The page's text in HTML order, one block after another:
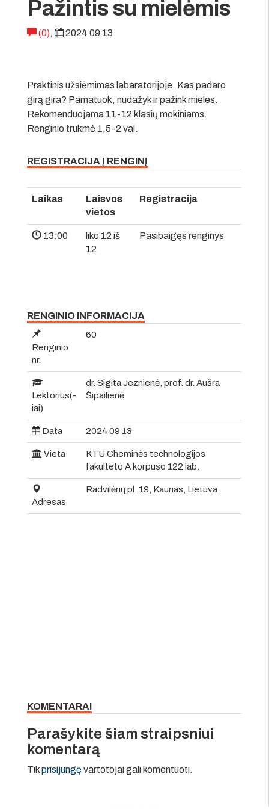
Pažintis su mielėmis
(0), 2024 09 13
Praktinis užsiėmimas labaratorijoje. Kas padaro
girą gira? Pamatuok, nudažyk ir pažink mieles.
Rekomenduojama 11-12 klasių mokiniams.
Renginio trukmė 1,5-2 val.
REGISTRACIJA Į RENGINĮ
Laikas
Laisvos
vietos
Registracija
13:00
liko 12 iš
12
Pasibaigęs renginys
RENGINIO INFORMACIJA
Renginio
nr.
60
Lektorius(-
iai)
dr. Sigita Jeznienė, prof. dr. Aušra
Šipailienė
Data 2024 09 13
Vieta
KTU Cheminės technologijos
fakulteto A korpuso 122 lab.
Adresas
Radvilėnų pl. 19, Kaunas, Lietuva
KOMENTARAI
Parašykite šiam straipsniui
komentarą
Tikprisijungęvartotojai gali komentuoti.